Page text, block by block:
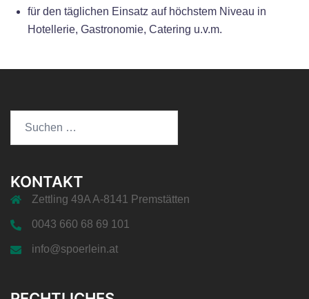
für den täglichen Einsatz auf höchstem Niveau in
Hotellerie, Gastronomie, Catering u.v.m.
KONTAKT
Zettling 49A A-8141 Premstätten
0043 660 68 69 101
info@spoerlein.at